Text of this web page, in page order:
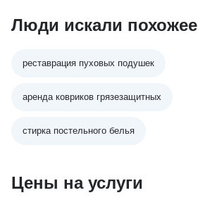
Люди искали похожее
реставрация пуховых подушек
аренда ковриков грязезащитных
стирка постельного белья
Цены на услуги